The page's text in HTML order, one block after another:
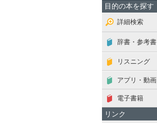
目的の本を探す
詳細検索
辞書・参考書
リスニング
アプリ・動画
電子書籍
リンク